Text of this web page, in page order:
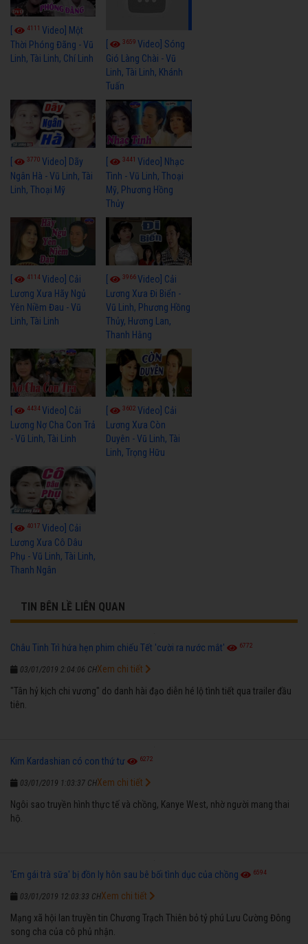
4111 Video] Một
Thời Phóng Đãng - Vũ
Linh, Tài Linh, Chí Linh
3659Video] Sóng
Gió Làng Chài - Vũ
Linh, Tài Linh, Khánh
Tuấn
3770 Video] Dãy
Ngân Hà - Vũ Linh, Tài
Linh, Thoại Mỹ
3441Video] Nhạc
Tình - Vũ Linh, Thoại
Mỹ, Phương Hồng
Thủy
4114Video] Cải
Lương Xưa Hãy Ngủ
Yên Niềm Đau - Vũ
Linh, Tài Linh
3966Video] Cải
Lương Xưa Đi Biển -
Vũ Linh, Phương Hồng
Thủy, Hương Lan,
Thanh Hằng
4434Video] Cải
Lương Nợ Cha Con Trả
- Vũ Linh, Tài Linh
3602Video] Cải
Lương Xưa Còn
Duyên - Vũ Linh, Tài
Linh, Trọng Hữu
[ 4017 Video] Cải
Lương Xưa Cô Dâu
Phụ - Vũ Linh, Tài Linh,
Thanh Ngân
TIN BÊN LỀ LIÊN QUAN
Châu Tinh Trì hứa hẹn phim chiếu Tết 'cười ra nước mắt' 6772
03/01/2019 2:04:06 CH
"Tân hỷ kịch chi vương" do danh hài đạo diễn hé lộ tình tiết qua trailer đầu
tiên.
Xem chi tiết
Kim Kardashian có con thứ tư 6272
03/01/2019 1:03:37 CH
Ngôi sao truyền hình thực tế và chồng, Kanye West, nhờ người mang thai
hộ.
Xem chi tiết
'Em gái trà sữa' bị đồn ly hôn sau bê bối tình dục của chồng 6594
03/01/2019 12:03:33 CH
Mạng xã hội lan truyền tin Chương Trạch Thiên bỏ tỷ phú Lưu Cường Đông
song cha của cô phủ nhận.
Xem chi tiết